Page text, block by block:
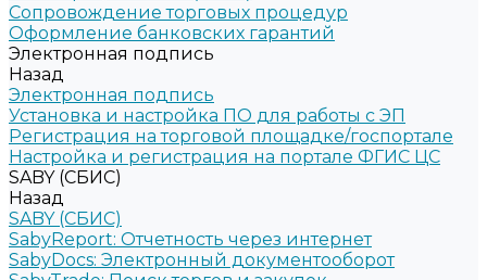
Сопровождение торговых процедур
Оформление банковских гарантий
Электронная подпись
Назад
Электронная подпись
Установка и настройка ПО для работы с ЭП
Регистрация на торговой площадке/госпортале
Настройка и регистрация на портале ФГИС ЦС
SABY (СБИС)
Назад
SABY (СБИС)
SabyReport: Отчетность через интернет
SabyDocs: Электронный документооборот